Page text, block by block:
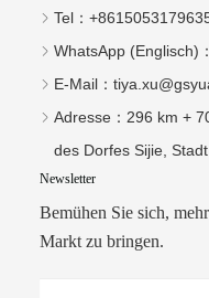
Tel：
WhatsApp (Englisch)：
E-Mail：
Adresse： 296 km +
des Dorfes Sijie,
Newsletter
Bemühen Sie sich,
Markt zu bringen.